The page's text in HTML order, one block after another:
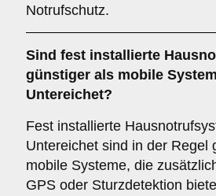
Notrufschutz.
Sind fest installierte
günstiger als mobile
Untereichet?
Fest installierte
Untereichet sind in der Regel
mobile Systeme, die
GPS oder Sturzdetektion